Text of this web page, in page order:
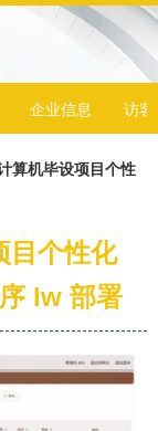
企业信息 访客
算机毕设项目个性
目个性化
lw 部署